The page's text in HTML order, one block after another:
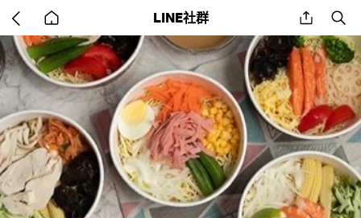
back
to
home
LINE社群 share